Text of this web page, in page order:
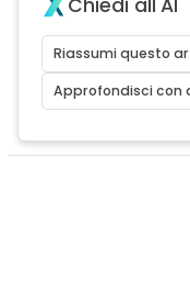
Chiedi all'AI
Riassumi questo
Approfondisci con